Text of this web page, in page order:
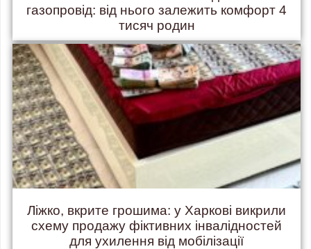
газопровід: від нього залежить комфорт 4
тисяч родин
Ліжко, вкрите грошима: у Харкові викрили
схему продажу фіктивних інвалідностей
для ухилення від мобілізації